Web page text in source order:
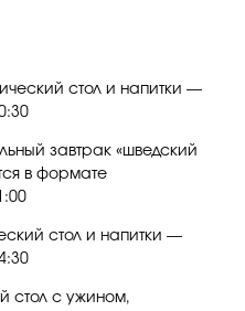
стол и напитки —
завтрак «шведский
в формате
стол и напитки —
стол с ужином,